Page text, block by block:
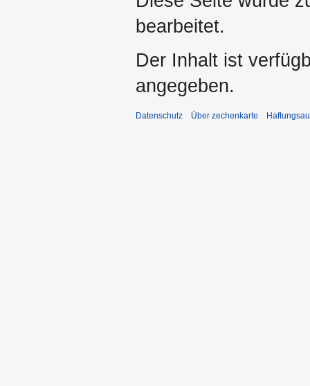
bearbeitet.
Der Inhalt ist
angegeben.
Datenschutz Über zechenkarte